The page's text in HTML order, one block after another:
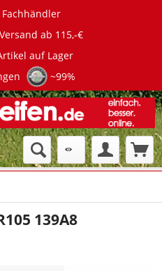
ab 115,-€
auf Lager
~99%
139A8